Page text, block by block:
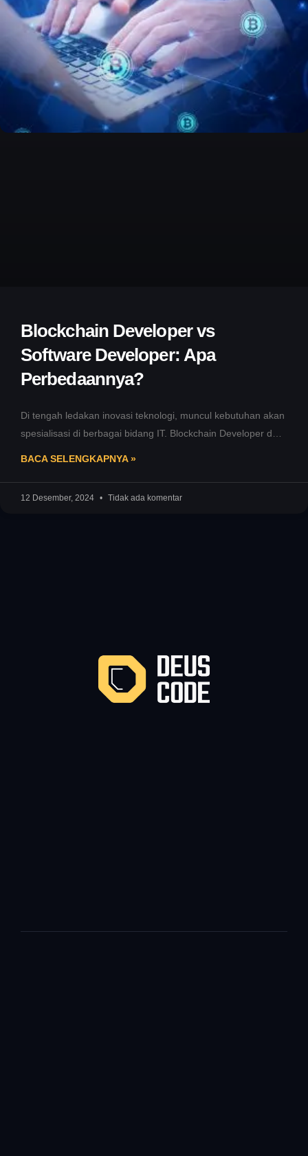
Blockchain Developer vs
Software Developer: Apa
Perbedaannya?
Di tengah ledakan inovasi teknologi, muncul kebutuhan akan
spesialisasi di berbagai bidang IT. Blockchain Developer dan
BACA SELENGKAPNYA »
12 Desember, 2024 Tidak ada komentar